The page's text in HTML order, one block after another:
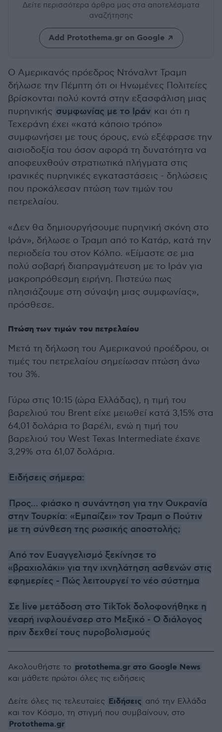
Δείτε περισσότερα άρθρα μας στα αποτελέσματα
αναζήτησης
Add Protothema.gr on Google
Ο Αμερικανός πρόεδρος Ντόναλντ Τραμπ
δήλωσε την Πέμπτη ότι οι Ηνωμένες Πολιτείες
βρίσκονται πολύ κοντά στην εξασφάλιση μιας
πυρηνικής συμφωνίας με το Ιράν και ότι η
Τεχεράνη έχει «κατά κάποιο τρόπο»
συμφωνήσει με τους όρους, ενώ εξέφρασε την
αισιοδοξία του όσον αφορά τη δυνατότητα να
αποφευχθούν στρατιωτικά πλήγματα στις
ιρανικές πυρηνικές εγκαταστάσεις - δηλώσεις
που προκάλεσαν πτώση των τιμών του
πετρελαίου.
«Δεν θα δημιουργήσουμε πυρηνική σκόνη στο
Ιράν», δήλωσε ο Τραμπ από το Κατάρ, κατά την
περιοδεία του στον Κόλπο. «Είμαστε σε μια
πολύ σοβαρή διαπραγμάτευση με το Ιράν για
μακροπρόθεσμη ειρήνη. Πιστεύω πως
πλησιάζουμε στη σύναψη μιας συμφωνίας»,
πρόσθεσε.
Πτώση των τιμών του πετρελαίου
Μετά τη δήλωση του Αμερικανού προέδρου, οι
τιμές του πετρελαίου σημείωσαν πτώση άνω
του 3%.
Γύρω στις 10:15 (ώρα Ελλάδας), η τιμή του
βαρελιού του Brent είχε μειωθεί κατά 3,15% στα
64,01 δολάρια το βαρέλι, ενώ η τιμή του
βαρελιού του West Texas Intermediate έχανε
3,29% στα 61,07 δολάρια.
Ειδήσεις σήμερα:
Προς... φιάσκο η συνάντηση για την Ουκρανία
στην Τουρκία: «Εμπαίζει» τον Τραμπ ο Πούτιν
με τη σύνθεση της ρωσικής αποστολής;
Από τον Ευαγγελισμό ξεκίνησε το
«βραχιολάκι» για την ιχνηλάτηση ασθενών στις
εφημερίες - Πώς λειτουργεί το νέο σύστημα
Σε live μετάδοση στο TikTok δολοφονήθηκε η
νεαρή ινφλουένσερ στο Μεξικό - Ο διάλογος
πριν δεχθεί τους πυροβολισμούς
Ακολουθήστε το protothema.gr στο Google News
και μάθετε πρώτοι όλες τις ειδήσεις
Δείτε όλες τις τελευταίες Ειδήσεις από την Ελλάδα
και τον Κόσμο, τη στιγμή που συμβαίνουν, στο
Protothema.gr